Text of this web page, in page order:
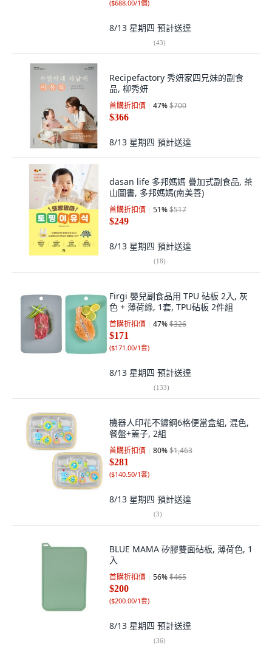
($688.00/1個)
8/13 星期四 預計送達
(43)
Recipefactory 秀妍家四兄妹的副食
品, 柳秀妍
首購折扣價 47%$700
$366
8/13 星期四 預計送達
dasan life 多邦媽媽 疊加式副食品, 茶
山圖書, 多邦媽媽(南美善)
首購折扣價 51%$517
$249
8/13 星期四 預計送達
(18)
Firgi 嬰兒副食品用 TPU 砧板 2入, 灰
色 + 薄荷綠, 1套, TPU砧板 2件組
首購折扣價 47%$326
$171
($171.00/1套)
8/13 星期四 預計送達
(133)
機器人印花不鏽鋼6格便當盒組, 混色,
餐盤+蓋子, 2組
首購折扣價 80%$1,463
$281
($140.50/1套)
8/13 星期四 預計送達
(3)
BLUE MAMA 矽膠雙面砧板, 薄荷色, 1
入
首購折扣價 56%$465
$200
($200.00/1套)
8/13 星期四 預計送達
(36)